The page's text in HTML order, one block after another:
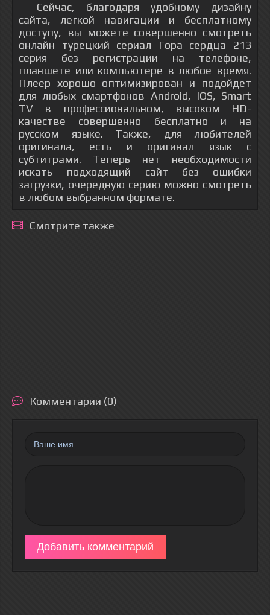
Сейчас, благодаря удобному дизайну
сайта, легкой навигации и бесплатному
доступу, вы можете совершенно смотреть
онлайн турецкий сериал Гора сердца 213
серия без регистрации на телефоне,
планшете или компьютере в любое время.
Плеер хорошо оптимизирован и подойдет
для любых смартфонов Android, IOS, Smart
TV в профессиональном, высоком HD-
качестве совершенно бесплатно и на
русском языке. Также, для любителей
оригинала, есть и оригинал язык с
субтитрами. Теперь нет необходимости
искать подходящий сайт без ошибки
загрузки, очередную серию можно смотреть
в любом выбранном формате.
Смотрите также
Комментарии (0)
Добавить комментарий